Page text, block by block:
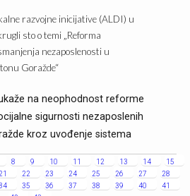
razvojne inicijative (ALDI) u
sto o temi „Reforma
nezaposlenosti u
Goražde“
na neophodnost reforme
sigurnosti nezaposlenih
kroz uvođenje sistema
8 9 10 11 12 13 14
15
22 23 24 25 26 27
28
35 36 37 38 39 40
41